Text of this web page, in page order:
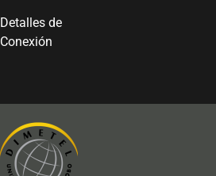
Detalles de
Conexión